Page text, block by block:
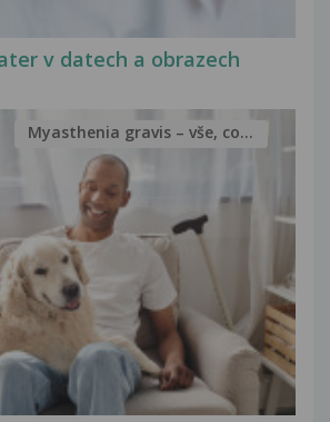
v datech a obrazech
Myasthenia gravis – vše, co...